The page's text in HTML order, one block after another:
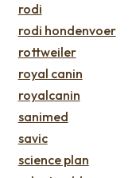
rodi
rodi hondenvoer
rottweiler
royal canin
royalcanin
sanimed
savic
science plan